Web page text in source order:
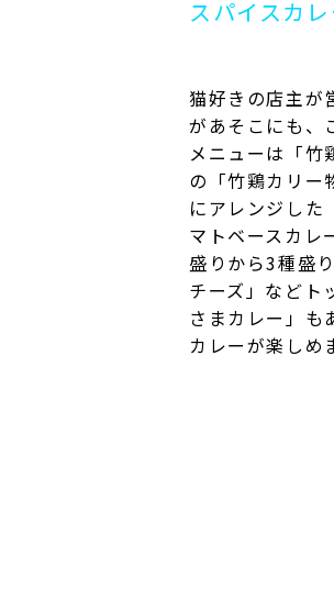
スパイスカレ
猫好きの店主が
があそこにも、
メニューは「竹
の「竹鶏カリー
にアレンジした
マトベースカレ
盛りから3種盛
チーズ」などト
さまカレー」も
カレーが楽しめ